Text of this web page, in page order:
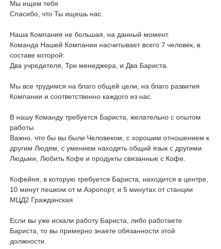
Мы ищем тебя
Спасибо, что Ты ищешь нас.
Наша Компания не большая, на данный момент.
Команда Нашей Компании насчитывает всего 7 человек, в
составе которой:
Два учредителя, Три менеджера, и Два Бариста.
Мы все трудимся на благо общей цели, на благо развития
Компании и соответственно каждого из нас.
В нашу Команду требуется Бариста, желательно с опытом
работы.
Важно, что бы вы были Человеком, с хорошим отношением к
другим Людям, с умением находить общий язык с другими
Людьми, Любить Кофе и продукты связанные с Кофе.
Кофейня, в которую требуется Бариста, находится в центре,
10 минут пешком от м.Аэропорт, и 5 минутах от станции
МЦД2 Гражданская
Если вы уже искали работу Бариста, либо работаете
Бариста, то вы примерно знаете обязанности этой
должности.